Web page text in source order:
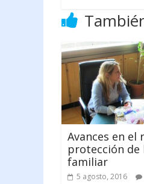
Avances en el
protección de
familiar
5 agosto, 2016